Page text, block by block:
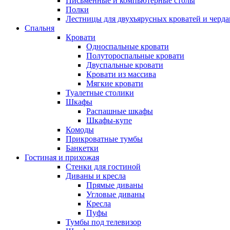
Полки
Лестницы для двухъярусных кроватей и
Спальня
Кровати
Односпальные кровати
Полутороспальные кровати
Двуспальные кровати
Кровати из массива
Мягкие кровати
Туалетные столики
Шкафы
Распашные шкафы
Шкафы-купе
Комоды
Прикроватные тумбы
Банкетки
Гостиная и прихожая
Стенки для гостиной
Диваны и кресла
Прямые диваны
Угловые диваны
Кресла
Пуфы
Тумбы под телевизор